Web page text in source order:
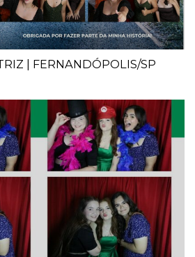
| FERNANDÓPOLIS/SP